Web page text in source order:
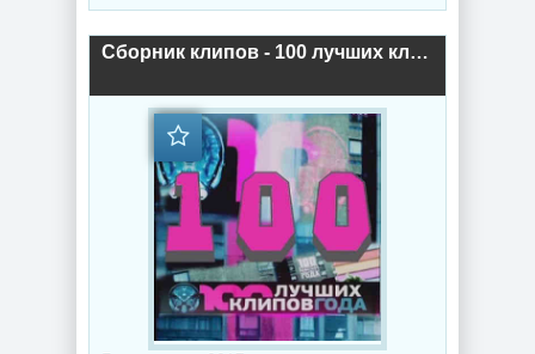
Сборник клипов - 100 лучших клипов 2015-2017 года (2017) торрент